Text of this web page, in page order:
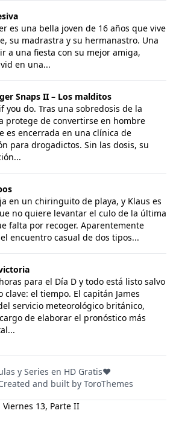
Viernes 13, Parte II
es una bella joven de 16 años que vive
su madrastra y su hermanastro. Una
a una fiesta con su mejor amiga,
en una...
II – Los malditos
Snaps II – Los malditos
you do. Tras una sobredosis de la
protege de convertirse en hombre
es encerrada en una clínica de
para drogadictos. Sin las dosis, su
en un chiringuito de playa, y Klaus es
no quiere levantar el culo de la última
falta por recoger. Aparentemente
encuentro casual de dos tipos...
para el Día D y todo está listo salvo
clave: el tiempo. El capitán James
servicio meteorológico británico,
de elaborar el pronóstico más
y Series en HD Gratis❤️
and built by ToroThemes